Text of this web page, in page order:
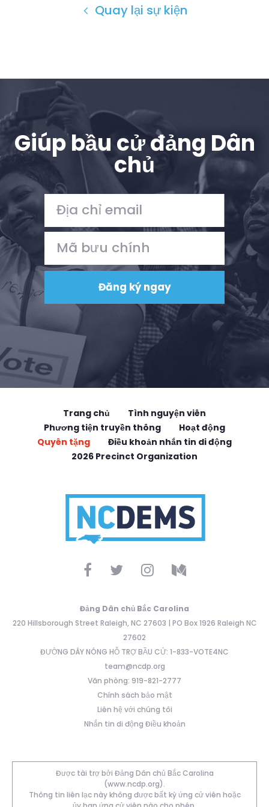
Quay lại sự kiện
Giúp bầu cử đảng Dân
chủ
Trang chủ
Tình nguyện viên
Phương tiện truyền thông
Hoạt động
Quyên tặng
Điều khoản nhắn tin di động
2026 Precinct Organization
Đảng Dân chủ Bắc Carolina
220 Hillsborough Street Raleigh, NC 27603 | PO Box 1926 Raleigh NC
27602
ĐƯỜNG DÂY NÓNG HỖ TRỢ BẦU CỬ: 1-833-VOTE4NC
team@ncdp.org
Văn phòng: 919-821-2777
Chính sách bảo mật
Liên hệ với chúng tôi
Nhắn tin di động Điều khoản
Được tài trợ bởi Đảng Dân chủ Bắc Carolina
(www.ncdp.org).
Thông tin liên lạc này không được bất kỳ ứng cử viên hoặc